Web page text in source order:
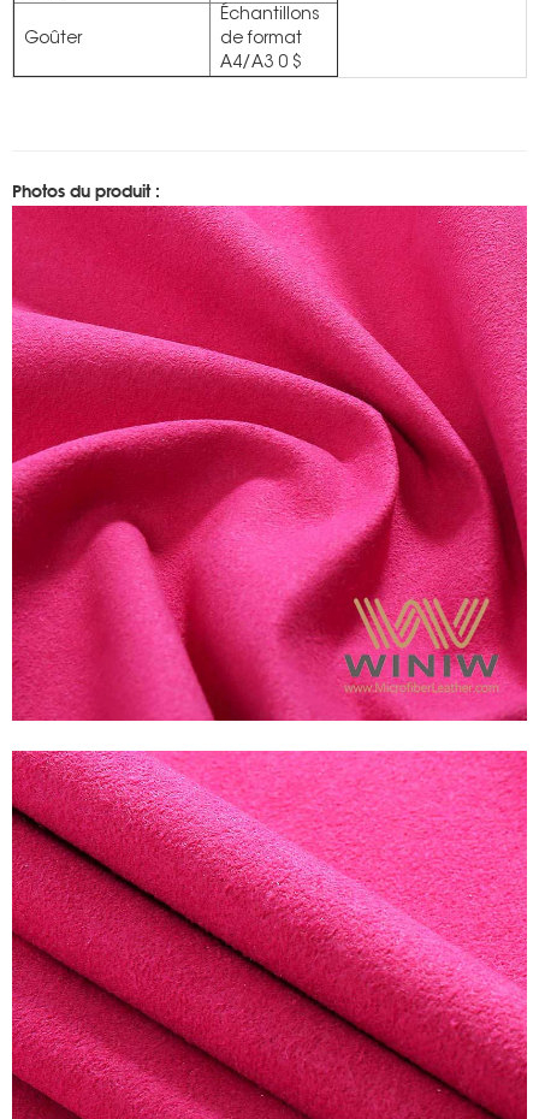
Goûter
Échantillons
de format
A4/A3 0 $
Photos du produit :